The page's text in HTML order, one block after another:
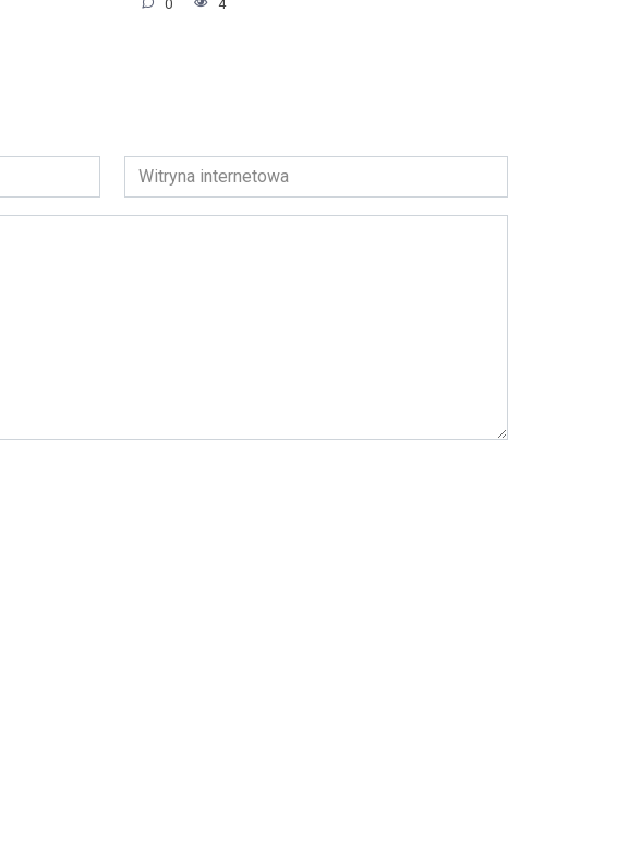
0 4
Witryna
internetowa